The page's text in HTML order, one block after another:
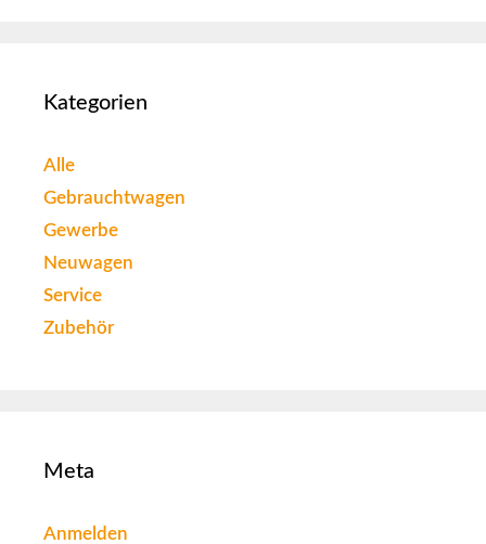
Kategorien
Alle
Gebrauchtwagen
Gewerbe
Neuwagen
Service
Zubehör
Meta
Anmelden